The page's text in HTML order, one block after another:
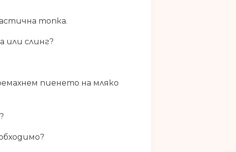
топка.
или слинг?
пиенето на мляко